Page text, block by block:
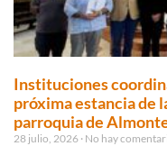
Instituciones
próxima estancia de
parroquia de
28 julio, 2026 No hay